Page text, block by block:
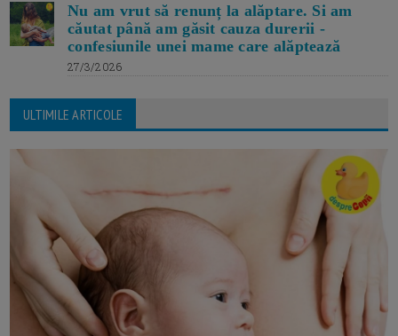
Nu am vrut să renunț la alăptare. Si am
căutat până am găsit cauza durerii -
confesiunile unei mame care alăptează
27/3/2026
ULTIMILE ARTICOLE